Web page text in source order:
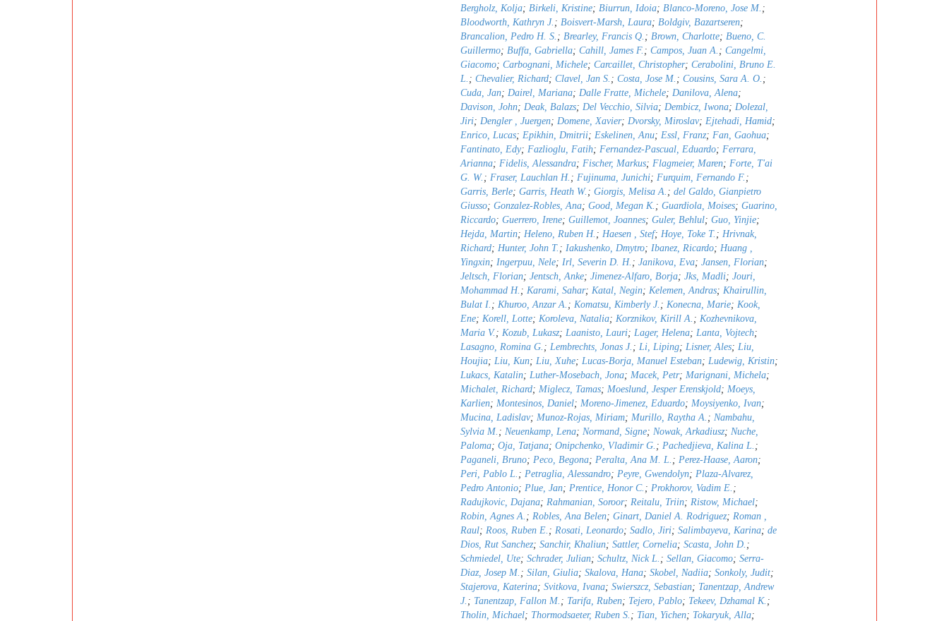
Bergholz, Kolja; Birkeli, Kristine; Biurrun, Idoia; Blanco-Moreno, Jose M. ;
Bloodworth, Kathryn J. ; Boisvert-Marsh, Laura; Boldgiv, Bazartseren;
Brancalion, Pedro H. S. ; Brearley, Francis Q. ; Brown, Charlotte; Bueno, C.
Guillermo; Buffa, Gabriella; Cahill, James F. ; Campos, Juan A. ; Cangelmi,
Giacomo; Carbognani, Michele; Carcaillet, Christopher; Cerabolini, Bruno E.
L. ; Chevalier, Richard; Clavel, Jan S. ; Costa, Jose M. ; Cousins, Sara A. O. ;
Cuda, Jan; Dairel, Mariana; Dalle Fratte, Michele; Danilova, Alena;
Davison, John; Deak, Balazs; Del Vecchio, Silvia; Dembicz, Iwona; Dolezal,
Jiri; Dengler , Juergen; Domene, Xavier; Dvorsky, Miroslav; Ejtehadi, Hamid;
Enrico, Lucas; Epikhin, Dmitrii; Eskelinen, Anu; Essl, Franz; Fan, Gaohua;
Fantinato, Edy; Fazlioglu, Fatih; Fernandez-Pascual, Eduardo; Ferrara,
Arianna; Fidelis, Alessandra; Fischer, Markus; Flagmeier, Maren; Forte, T'ai
G. W. ; Fraser, Lauchlan H. ; Fujinuma, Junichi; Furquim, Fernando F. ;
Garris, Berle; Garris, Heath W. ; Giorgis, Melisa A. ; del Galdo, Gianpietro
Giusso; Gonzalez-Robles, Ana; Good, Megan K. ; Guardiola, Moises; Guarino,
Riccardo; Guerrero, Irene; Guillemot, Joannes; Guler, Behlul; Guo, Yinjie;
Hejda, Martin; Heleno, Ruben H. ; Haesen , Stef; Hoye, Toke T. ; Hrivnak,
Richard; Hunter, John T. ; Iakushenko, Dmytro; Ibanez, Ricardo; Huang ,
Yingxin; Ingerpuu, Nele; Irl, Severin D. H. ; Janikova, Eva; Jansen, Florian;
Jeltsch, Florian; Jentsch, Anke; Jimenez-Alfaro, Borja; Jks, Madli; Jouri,
Mohammad H. ; Karami, Sahar; Katal, Negin; Kelemen, Andras; Khairullin,
Bulat I. ; Khuroo, Anzar A. ; Komatsu, Kimberly J. ; Konecna, Marie; Kook,
Ene; Korell, Lotte; Koroleva, Natalia; Korznikov, Kirill A. ; Kozhevnikova,
Maria V.; Kozub, Lukasz; Laanisto, Lauri; Lager, Helena; Lanta, Vojtech;
Lasagno, Romina G. ; Lembrechts, Jonas J. ; Li, Liping; Lisner, Ales; Liu,
Houjia; Liu, Kun; Liu, Xuhe; Lucas-Borja, Manuel Esteban; Ludewig, Kristin;
Lukacs, Katalin; Luther-Mosebach, Jona; Macek, Petr; Marignani, Michela;
Michalet, Richard; Miglecz, Tamas; Moeslund, Jesper Erenskjold; Moeys,
Karlien; Montesinos, Daniel; Moreno-Jimenez, Eduardo; Moysiyenko, Ivan;
Mucina, Ladislav; Munoz-Rojas, Miriam; Murillo, Raytha A. ; Nambahu,
Sylvia M. ; Neuenkamp, Lena; Normand, Signe; Nowak, Arkadiusz; Nuche,
Paloma; Oja, Tatjana; Onipchenko, Vladimir G. ; Pachedjieva, Kalina L. ;
Paganeli, Bruno; Peco, Begona; Peralta, Ana M. L. ; Perez-Haase, Aaron;
Peri, Pablo L. ; Petraglia, Alessandro; Peyre, Gwendolyn; Plaza-Alvarez,
Pedro Antonio; Plue, Jan; Prentice, Honor C. ; Prokhorov, Vadim E. ;
Radujkovic, Dajana; Rahmanian, Soroor; Reitalu, Triin; Ristow, Michael;
Robin, Agnes A. ; Robles, Ana Belen; Ginart, Daniel A. Rodriguez; Roman ,
Raul; Roos, Ruben E. ; Rosati, Leonardo; Sadlo, Jiri; Salimbayeva, Karina; de
Dios, Rut Sanchez; Sanchir, Khaliun; Sattler, Cornelia; Scasta, John D. ;
Schmiedel, Ute; Schrader, Julian; Schultz, Nick L. ; Sellan, Giacomo; Serra-
Diaz, Josep M. ; Silan, Giulia; Skalova, Hana; Skobel, Nadiia; Sonkoly, Judit;
Stajerova, Katerina; Svitkova, Ivana; Swierszcz, Sebastian; Tanentzap, Andrew
J. ; Tanentzap, Fallon M. ; Tarifa, Ruben; Tejero, Pablo; Tekeev, Dzhamal K. ;
Tholin, Michael; Thormodsaeter, Ruben S. ; Tian, Yichen; Tokaryuk, Alla;